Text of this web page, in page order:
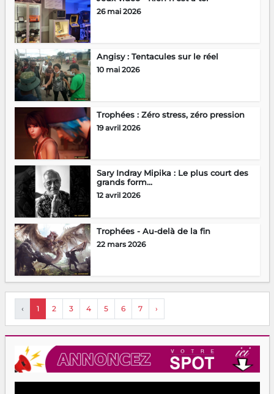
26 mai 2026
Angisy : Tentacules sur le réel
10 mai 2026
Trophées : Zéro stress, zéro pression
19 avril 2026
Sary Indray Mipika : Le plus court des
grands form...
12 avril 2026
Trophées - Au-delà de la fin
22 mars 2026
‹ 1 2 3 4 5 6 7 ›